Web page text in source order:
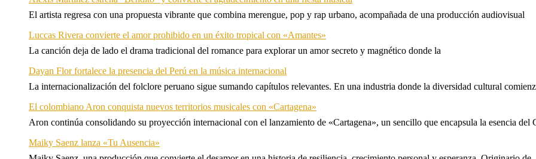
El artista regresa con una propuesta vibrante que combina merengue, pop y rap urbano, acompañada de una producción audiovisual
Luccas Rivera convierte el amor prohibido en un éxito tropical con «Amantes»
La canción deja de lado el drama tradicional del romance para explorar un amor secreto y magnético donde la
Dayan Flor fortalece la presencia del Perú en la música internacional
La internacionalización del folclore peruano sigue sumando capítulos relevantes. En una industria donde la diversidad cultural
El colombiano Aron conquista nuevos territorios musicales con «Cartagena»
Aron continúa consolidando su proyección internacional con el lanzamiento de «Cartagena», un sencillo que encapsula la esencia del
Maiky Saenz lanza «Tu Ausencia»